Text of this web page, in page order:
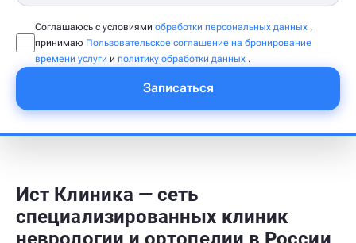
Соглашаюсь с условиями обработки персональных данных ,
принимаю Пользовательское соглашение на бронирование
времени услуги и политику обработки данных .
Записаться
Ист Клиника — сеть
специализированных клиник